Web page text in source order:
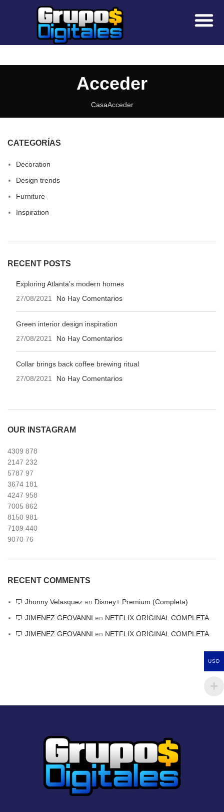
Acceder
CasaAcceder
CATEGORÍAS
Decoration
Design trends
Furniture
Inspiration
RECENT POSTS
Exploring Atlanta’s modern homes
27/08/2021
No Hay Comentarios
Green interior design inspiration
27/08/2021
No Hay Comentarios
Collar brings back coffee brewing ritual
27/08/2021
No Hay Comentarios
OUR INSTAGRAM
4309 878
2147 232
5787 97
3674 181
4247 958
7005 862
8150 981
7109 440
9070 76
RECENT COMMENTS
Jhonny Velasquez en Disney+ Premium (Completa)
JIMENEZ GEOVANNI en NETFLIX ORIGINAL COMPLETA
JIMENEZ GEOVANNI en NETFLIX ORIGINAL COMPLETA
USD